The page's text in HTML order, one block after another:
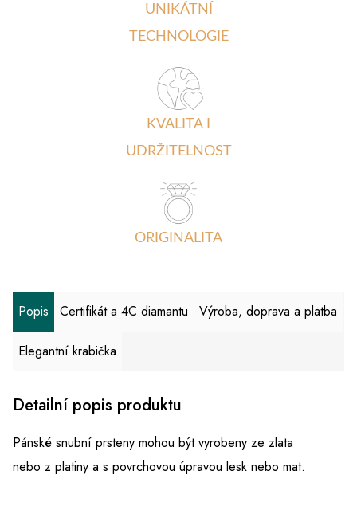
UNIKÁTNÍ
TECHNOLOGIE
KVALITA I
UDRŽITELNOST
ORIGINALITA
Popis Certifikát a 4C diamantu Výroba, doprava a platba
Elegantní krabička
Detailní popis produktu
Pánské snubní prsteny mohou být vyrobeny ze zlata
nebo z platiny a s povrchovou úpravou lesk nebo mat.